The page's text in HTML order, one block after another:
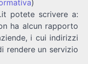
)
potete scrivere a:
ha alcun rapporto
i cui indirizzi
rendere un servizio